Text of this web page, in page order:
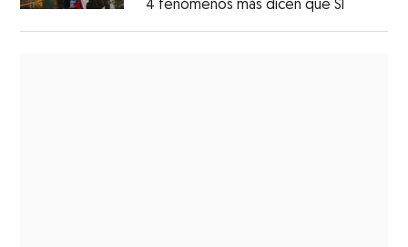
4 fenómenos más dicen que SÍ